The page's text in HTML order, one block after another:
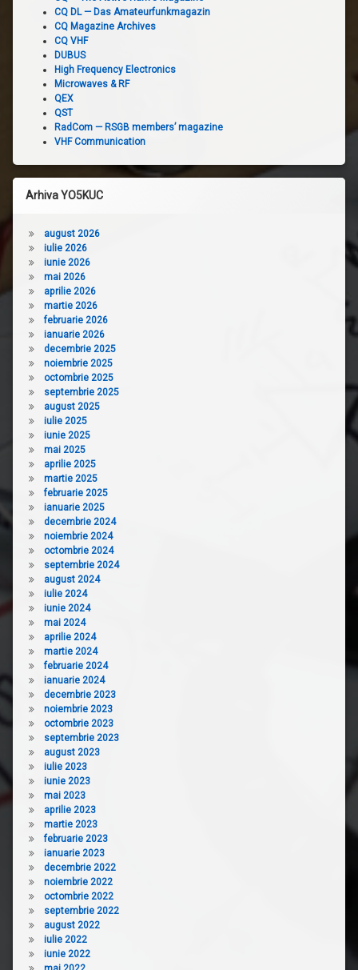
CQ DL — Das Amateurfunkmagazin
CQ Magazine Archives
CQ VHF
DUBUS
High Frequency Electronics
Microwaves & RF
QEX
QST
RadCom — RSGB members’ magazine
VHF Communication
Arhiva YO5KUC
august 2026
iulie 2026
iunie 2026
mai 2026
aprilie 2026
martie 2026
februarie 2026
ianuarie 2026
decembrie 2025
noiembrie 2025
octombrie 2025
septembrie 2025
august 2025
iulie 2025
iunie 2025
mai 2025
aprilie 2025
martie 2025
februarie 2025
ianuarie 2025
decembrie 2024
noiembrie 2024
octombrie 2024
septembrie 2024
august 2024
iulie 2024
iunie 2024
mai 2024
aprilie 2024
martie 2024
februarie 2024
ianuarie 2024
decembrie 2023
noiembrie 2023
octombrie 2023
septembrie 2023
august 2023
iulie 2023
iunie 2023
mai 2023
aprilie 2023
martie 2023
februarie 2023
ianuarie 2023
decembrie 2022
noiembrie 2022
octombrie 2022
septembrie 2022
august 2022
iulie 2022
iunie 2022